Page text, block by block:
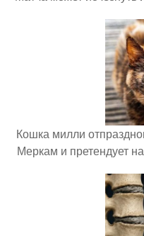
Кошка милли
Меркам и претендует